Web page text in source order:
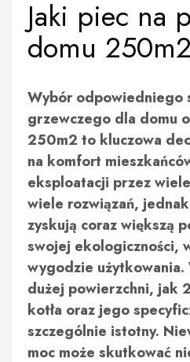
Jaki piec na
domu
Wybór odpowiedniego
grzewczego dla domu
250m2 to kluczowa
na komfort
eksploatacji przez
wiele rozwiązań,
zyskują coraz większą
swojej ekologiczności,
wygodzie
dużej powierzchni, jak
kotła oraz jego
szczególnie istotny.
moc może skutkować